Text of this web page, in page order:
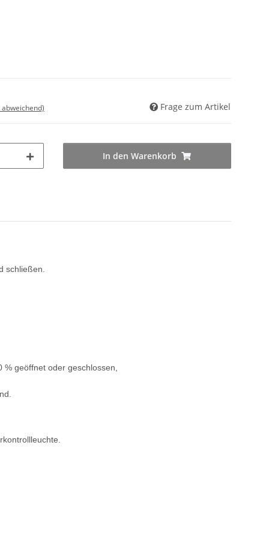
Frage zum Artikel
In den Warenkorb
schließen.
% geöffnet oder geschlossen,